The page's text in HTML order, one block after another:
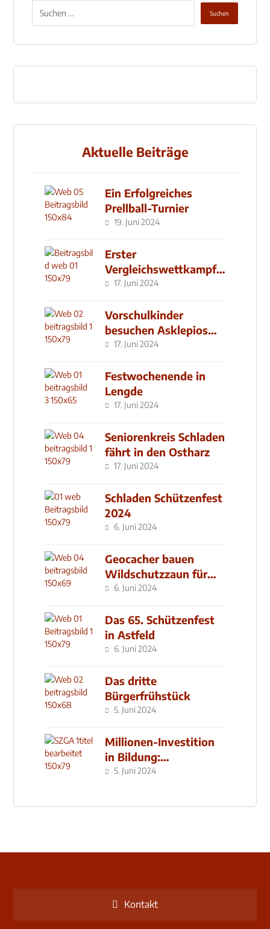
Aktuelle Beiträge
Ein Erfolgreiches
Prellball-Turnier
19. Juni 2024
Erster
Vergleichswettkampf
seit 2019
17. Juni 2024
Vorschulkinder
besuchen Asklepios
Klinik
17. Juni 2024
Festwochenende in
Lengde
17. Juni 2024
Seniorenkreis Schladen
fährt in den Ostharz
17. Juni 2024
Schladen Schützenfest
2024
6. Juni 2024
Geocacher bauen
Wildschutzzaun für
den MachMit! Wald
6. Juni 2024
Das 65. Schützenfest
in Astfeld
6. Juni 2024
Das dritte
Bürgerfrühstück
5. Juni 2024
Millionen-Investition
in Bildung:
Schulzentrum-Neubau
5. Juni 2024
Kontakt